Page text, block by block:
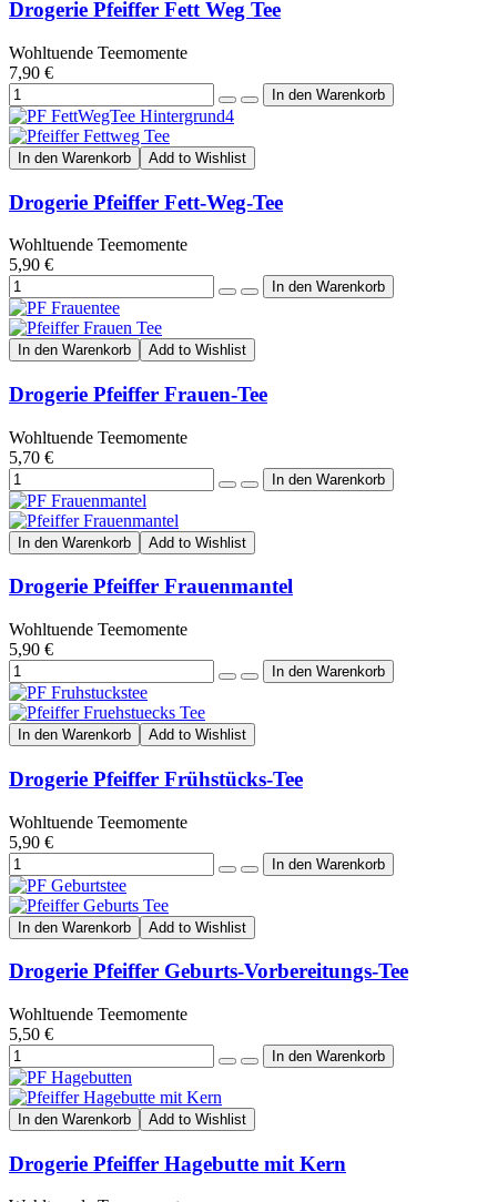
Drogerie Pfeiffer Fett Weg Tee
Wohltuende Teemomente
7,90 €
In den Warenkorb Add to Wishlist
Drogerie Pfeiffer Fett-Weg-Tee
Wohltuende Teemomente
5,90 €
In den Warenkorb Add to Wishlist
Drogerie Pfeiffer Frauen-Tee
Wohltuende Teemomente
5,70 €
In den Warenkorb Add to Wishlist
Drogerie Pfeiffer Frauenmantel
Wohltuende Teemomente
5,90 €
In den Warenkorb Add to Wishlist
Drogerie Pfeiffer Frühstücks-Tee
Wohltuende Teemomente
5,90 €
In den Warenkorb Add to Wishlist
Drogerie Pfeiffer Geburts-Vorbereitungs-Tee
Wohltuende Teemomente
5,50 €
In den Warenkorb Add to Wishlist
Drogerie Pfeiffer Hagebutte mit Kern